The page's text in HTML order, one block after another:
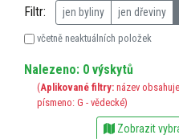
Filtr: jen byliny jen dřeviny
včetně neaktuálních položek
Nalezeno: 0 výskytů
(Aplikované filtry: název
písmeno: G - vědecké)
Zobrazit